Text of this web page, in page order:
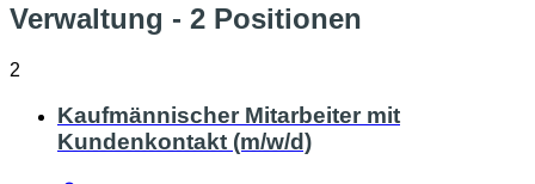
Verwaltung - 2 Positionen
2
Kaufmännischer Mitarbeiter mit
Kundenkontakt (m/w/d)